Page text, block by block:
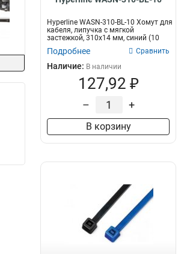
Hyperline WASN-310-BL-10 Хомут для
кабеля, липучка с мягкой
застежкой, 310x14 мм, синий (10
Подробнее Сравнить
Наличие: В наличии
127,92 ₽
– +
В корзину